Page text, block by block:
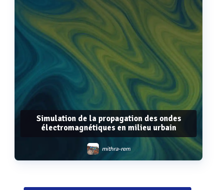
Simulation de la propagation des ondes
électromagnétiques en milieu urbain
mithra-rem